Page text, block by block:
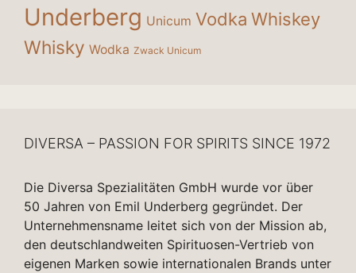
Underberg Unicum Vodka Whiskey
Whisky Wodka Zwack Unicum
DIVERSA – PASSION FOR SPIRITS SINCE 1972
Die Diversa Spezialitäten GmbH wurde vor über
50 Jahren von Emil Underberg gegründet. Der
Unternehmensname leitet sich von der Mission ab,
den deutschlandweiten Spirituosen-Vertrieb von
eigenen Marken sowie internationalen Brands unter